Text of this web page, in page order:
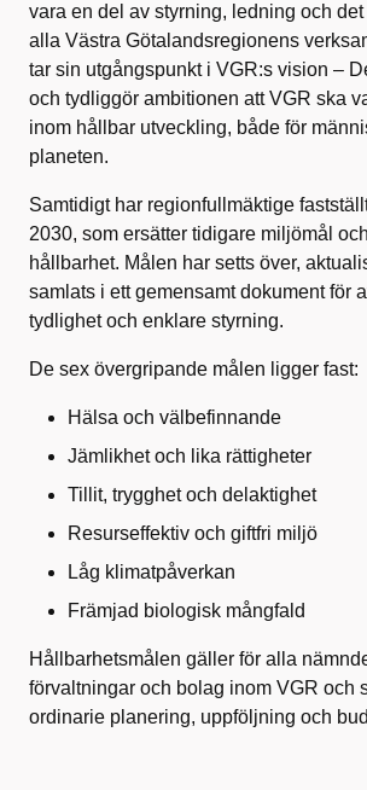
vara en del av styrning, ledning och
alla Västra Götalandsregionens
tar sin utgångspunkt i VGR:s vision –
och tydliggör ambitionen att VGR ska
inom hållbar utveckling, både för
planeten.
Samtidigt har regionfullmäktige
2030, som ersätter tidigare miljömål
hållbarhet. Målen har setts över,
samlats i ett gemensamt dokument för
tydlighet och enklare styrning.
De sex övergripande målen ligger fast:
Hälsa och välbefinnande
Jämlikhet och lika rättigheter
Tillit, trygghet och delaktighet
Resurseffektiv och giftfri miljö
Låg klimatpåverkan
Främjad biologisk mångfald
Hållbarhetsmålen gäller för alla
förvaltningar och bolag inom VGR och
ordinarie planering, uppföljning och